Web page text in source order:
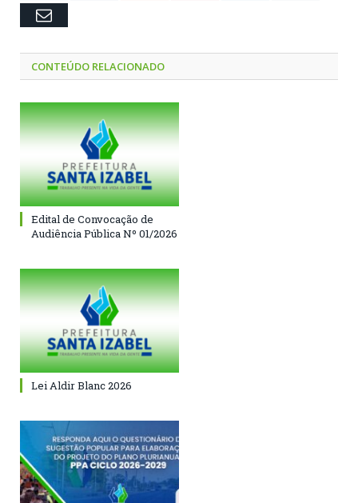
Email
CONTEÚDO RELACIONADO
Edital de Convocação de
Audiência Pública Nº 01/2026
Lei Aldir Blanc 2026